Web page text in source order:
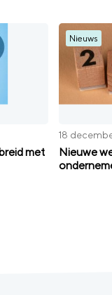
met
Nieuws
18
Nieuwe